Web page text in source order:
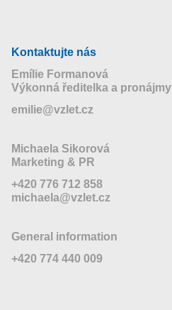
Kontaktujte nás
Emílie Formanová
Výkonná ředitelka a pronájmy
emilie@vzlet.cz
Michaela Sikorová
Marketing & PR
+420 776 712 858
michaela@vzlet.cz
General information
+420 774 440 009